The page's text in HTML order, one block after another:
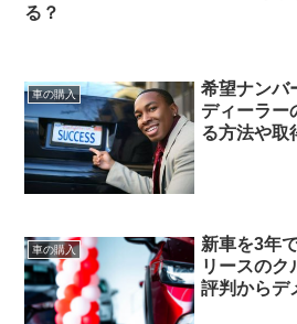
る？
車の購入
希望ナンバ
ディーラー
る方法や取
車の購入
新車を3年
リースのク
評判からデ